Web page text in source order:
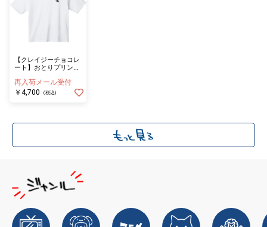
【クレイジーチョコレ
ート】おとりプリント
ース WH（XLサイズ）
再入荷メール受付
￥4,700
(税込)